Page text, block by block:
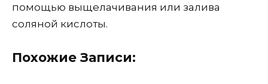
помощью выщелачивания или залива
соляной кислоты.
Похожие Записи: